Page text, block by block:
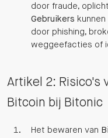
door fraude,
Gebruikers kunnen
door phishing,
weggeefacties of
Artikel 2: Risico's
Bitcoin bij Bitonic
Het bewaren van